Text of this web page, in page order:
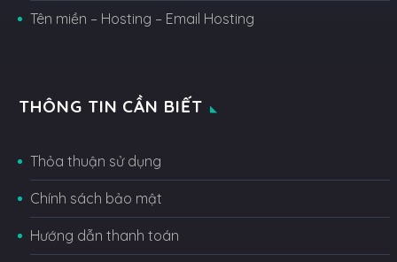
Tên miền – Hosting – Email Hosting
THÔNG TIN CẦN BIẾT
Thỏa thuận sử dụng
Chính sách bảo mật
Hướng dẫn thanh toán